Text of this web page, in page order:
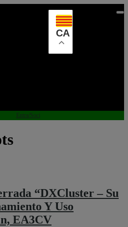
Entra/Soci
“DXCluster – Su
Y Uso
EA3CV
CA